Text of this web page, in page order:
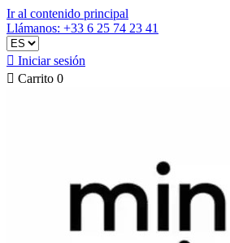
Ir al contenido principal
Llámanos: +33 6 25 74 23 41
 Iniciar sesión
 Carrito 0